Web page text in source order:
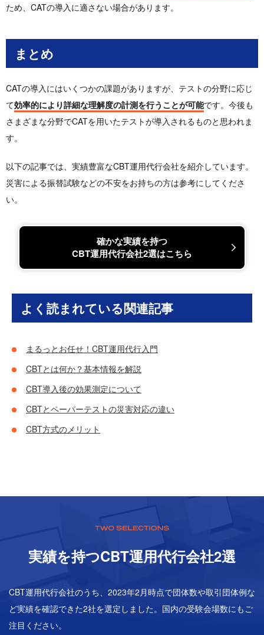
ため、CATの導入に適さない場合があります。
まとめ
CATの導入にはいくつかの課題がありますが、テストの分野に応じ
て効率的により詳細な理解度の計測を行うことが可能です。今後も
さまざまな分野でCATを用いたテストが導入されるものと思われま
す。
以下の記事では、実績豊富なCBT運用代行会社を紹介しています。
災害による振替試験などの不安をお持ちの方は参考にしてくださ
い。
確かな実績を持つ
CBT運用代行会社2選はこちら
よく読まれている関連記事
まるっとお任せ！CBT運用代行入門
CBTとは何か？基本情報を解説
CBT導入後の効果測定について
CBTとペーパーテストの災害対応の違い
CBT方式のメリット
実績を持つCBT運⽤代⾏会社2選
CBT運用代行会社のうち、2023年2月時点で団体数や取引団体例な
ど実績を確認できた2社を選定しました。国内の受験会場数にもご
注目ください。